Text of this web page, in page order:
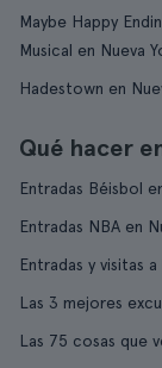
Maybe Happy
Musical en Nueva
Hadestown en
Qué hacer
Entradas Béisbol
Entradas NBA en
Entradas y visitas
Las 3 mejores
Las 75 cosas que